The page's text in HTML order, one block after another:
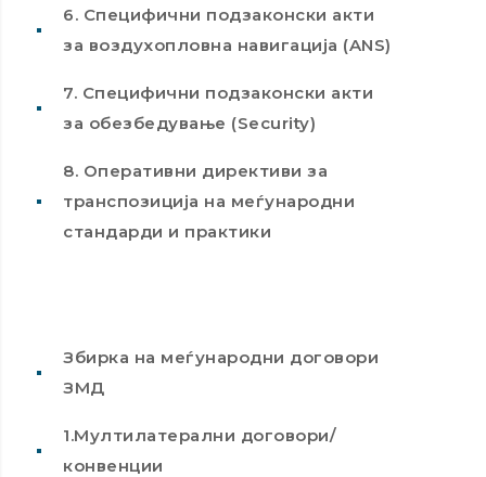
6. Специфични подзаконски акти
за воздухопловна навигација (ANS)
7. Специфични подзаконски акти
за обезбедување (Security)
8. Оперативни директиви за
транспозиција на меѓународни
стандарди и практики
Збирка на меѓународни договори
ЗМД
1.Мултилатерални договори/
конвенции